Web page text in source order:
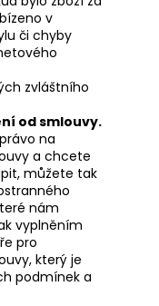
v
či chyby
zvláštního
od smlouvy.
na
a chcete
můžete tak
nám
vyplněním
pro
který je
podmínek a